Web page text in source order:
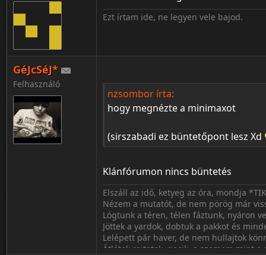
Ezt írtam ide, ne legyen vele bajod.
GéJcSéJ*
Felhasználó
nzsombor írta:
hogy megnézte a minimaxot
(sirszabadi ez büntetőpont lesz Xd
Klánfórumon nincs büntetés
Elszáll az idő, ketyeg az óra, mondja
Nézem a mutatót, de nem pörög már
Lógtunk a téren, télen fáztunk, nyáron
Jöttek a yardok, dobtuk a pakkot és
Lelépett pár haver, de nem hullajtok
Átlátok rajtatok, gecik, a szemem mint a